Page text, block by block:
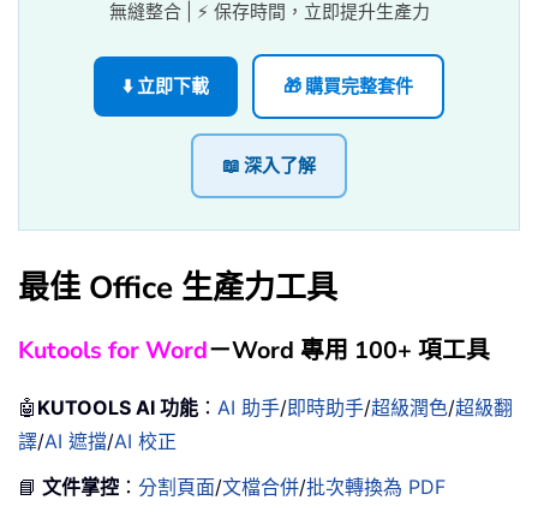
無縫整合 | ⚡ 保存時間，立即提升生產力
⬇️ 立即下載 🎁 購買完整套件
📖 深入了解
最佳 Office 生產力工具
Kutools for Word－Word 專用 100+ 項工具
🤖 KUTOOLS AI 功能 ： AI 助手/即時助手/超級潤色/超級翻
譯/AI 遮擋/AI 校正
📘 文件掌控 ： 分割頁面/文檔合併/批次轉換為 PDF